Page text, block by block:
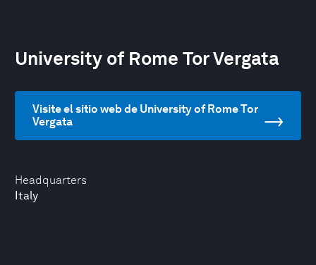
Headquarters
Italy
University of Rome Tor Vergata
Visite el sitio web de University of Rome Tor
Vergata